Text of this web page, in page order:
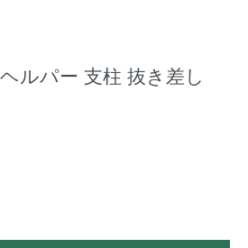
ルパー 支柱 抜き差し